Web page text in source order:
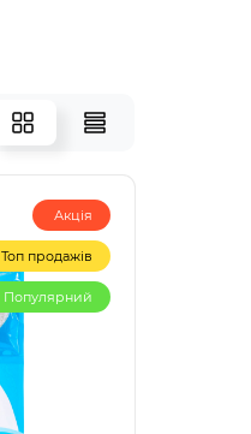
Акція
Топ продажів
Популярний